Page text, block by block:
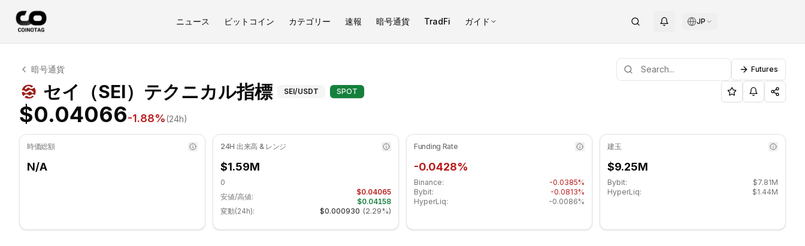
ニュース ビットコイン カテゴリー 速報 暗号通貨 TradFi ガイド JP
セイ テクニカル分析
セイ 現在 $0.04066 で取引されています. RSI指標は 31.02 です 中立ゾーンにあります. 日次トレンドは下降傾向. 重要なサポートレベル: $0.040757, レジスタンスレベル:
暗号通貨 Futures
セイ（SEI）テクニカル指標セイ（SEI）テクニカル指標 - COINOTAG
SEI/USDT SPOT
$0.04066-1.88%(24h)
時価総額
N/A
24H 出来高 & レンジ
$1.59M
0
安値/高値:
$0.04065
$0.04158
変動(24h):
$0.000930 (2.29%)
Funding Rate
-0.0428%
Binance:
-0.0385%
Bybit:
-0.0813%
HyperLiq:
-0.0086%
建玉
$9.25M
Bybit:
$7.81M
HyperLiq:
$1.44M